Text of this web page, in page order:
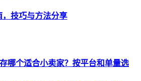
，技巧与方法分享
哪个适合小卖家？按平台和单量选